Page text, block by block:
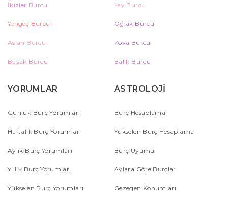
İkizler Burcu Yay Burcu
Yengeç Burcu Oğlak Burcu
Aslan Burcu Kova Burcu
Başak Burcu Balık Burcu
YORUMLAR
Günlük Burç Yorumları
Haftalık Burç Yorumları
Aylık Burç Yorumları
Yıllık Burç Yorumları
Yükselen Burç Yorumları
ASTROLOJİ
Burç Hesaplama
Yükselen Burç Hesaplama
Burç Uyumu
Aylara Göre Burçlar
Gezegen Konumları